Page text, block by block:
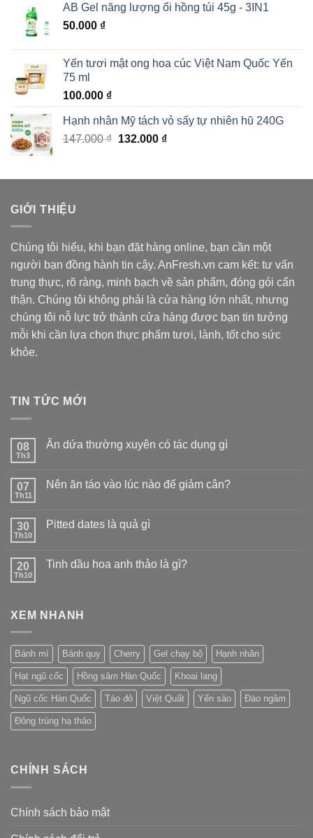
170.000 ₫.là:
AB Gel năng lượng ổi hồng túi 45g - 3IN1
50.000 ₫
Yến tươi mật ong hoa cúc Việt Nam Quốc Yến
75 ml
100.000 ₫
Hạnh nhân Mỹ tách vỏ sấy tự nhiên hũ 240G
147.000₫ Giá
147.000 ₫.
132.000 ₫Giá
là:
GIỚI THIỆU
Chúng tôi hiểu, khi bạn đặt hàng online, bạn cần một
người bạn đồng hành tin cậy. AnFresh.vn cam kết: tư vấn
trung thực, rõ ràng, minh bạch về sản phẩm, đóng gói cẩn
thận. Chúng tôi không phải là cửa hàng lớn nhất, nhưng
chúng tôi nỗ lực trở thành cửa hàng được bạn tin tưởng
mỗi khi cần lựa chọn thực phẩm tươi, lành, tốt cho sức
khỏe.
TIN TỨC MỚI
08
Th3
Ăn dứa thường xuyên có tác dụng gì
07
Th11
Nên ăn táo vào lúc nào để giảm cân?
30
Th10
Pitted dates là quả gì
20
Th10
Tinh dầu hoa anh thảo là gì?
XEM NHANH
Bánh mì Bánh quy Cherry Gel chạy bộ Hạnh nhân
Hạt ngũ cốc Hồng sâm Hàn Quốc Khoai lang
Ngũ cốc Hàn Quốc Táo đỏ Việt Quất Yến sào Đào ngâm
Đông trùng hạ thảo
CHÍNH SÁCH
Chính sách bảo mật